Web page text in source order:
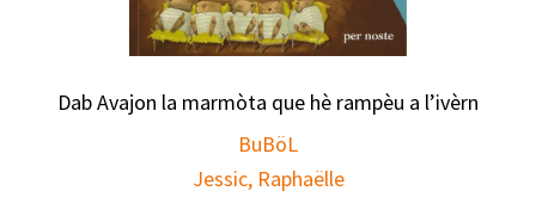
Dab Avajon la marmòta que hè rampèu a l’ivèrn
BuBöL
Jessic, Raphaëlle